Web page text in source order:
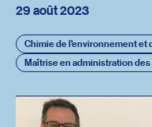
29 août 2023
Chimie de l’environnement
Maîtrise en administration